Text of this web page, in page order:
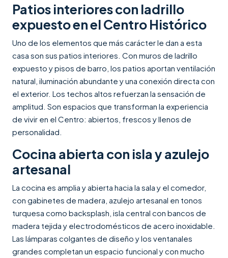
Patios interiores con ladrillo
expuesto en el Centro Histórico
Uno de los elementos que más carácter le dan a esta
casa son sus patios interiores. Con muros de ladrillo
expuesto y pisos de barro, los patios aportan ventilación
natural, iluminación abundante y una conexión directa con
el exterior. Los techos altos refuerzan la sensación de
amplitud. Son espacios que transforman la experiencia
de vivir en el Centro: abiertos, frescos y llenos de
personalidad.
Cocina abierta con isla y azulejo
artesanal
La cocina es amplia y abierta hacia la sala y el comedor,
con gabinetes de madera, azulejo artesanal en tonos
turquesa como backsplash, isla central con bancos de
madera tejida y electrodomésticos de acero inoxidable.
Las lámparas colgantes de diseño y los ventanales
grandes completan un espacio funcional y con mucho